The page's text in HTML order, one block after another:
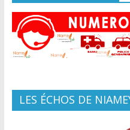
LES ÉCHOS DE